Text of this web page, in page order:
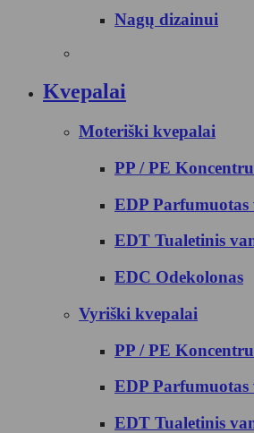
Nagų dizainui
Kvepalai
Moteriški kvepalai
PP / PE
EDP Parfumuotas
EDT Tualetinis
EDC Odekolonas
Vyriški kvepalai
PP / PE
EDP Parfumuotas
EDT Tualetinis